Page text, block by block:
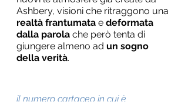
Ashbery, visioni che ritraggono una
realtà frantumata e deformata
dalla parola che però tenta di
giungere almeno ad un sogno
della verità.
il numero cartaceo in cui è